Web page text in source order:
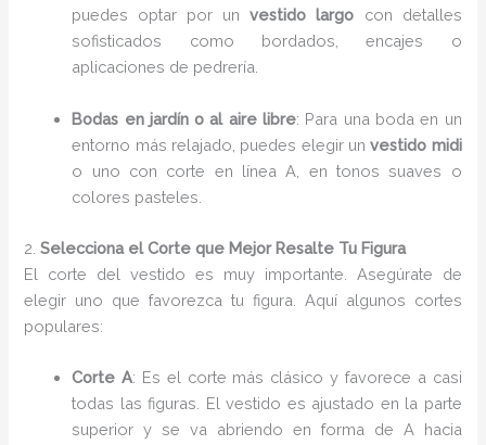
puedes optar por unvestido largo con detalles
sofisticados como bordados, encajes o
aplicaciones de pedrería.
Bodas en jardín o al aire libre: Para una boda en un
entorno más relajado, puedes elegir unvestido midi
o uno con corte en línea A, en tonos suaves o
colores pasteles.
2.Selecciona el Corte que Mejor Resalte Tu Figura
El corte del vestido es muy importante. Asegúrate de
elegir uno que favorezca tu figura. Aquí algunos cortes
populares:
Corte A: Es el corte más clásico y favorece a casi
todas las figuras. El vestido es ajustado en la parte
superior y se va abriendo en forma de A hacia